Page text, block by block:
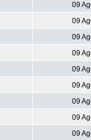
09
09
09
09
09
09
09
09
09